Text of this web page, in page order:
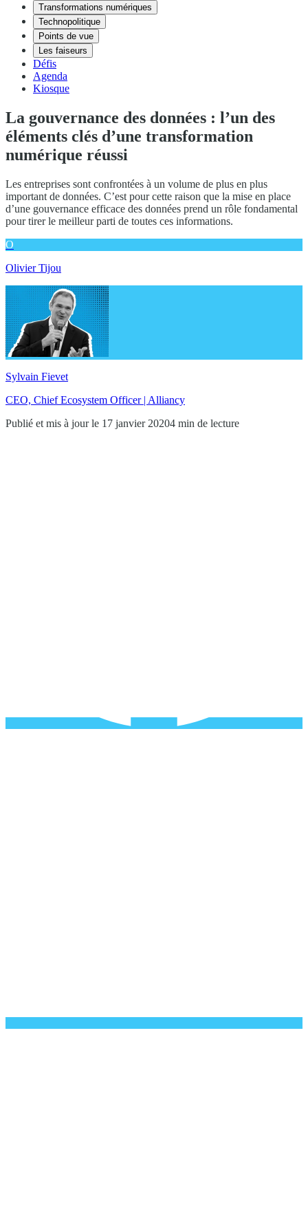
Transformations numériques
Technopolitique
Points de vue
Les faiseurs
Défis
Agenda
Kiosque
La gouvernance des données : l’un des
éléments clés d’une transformation
numérique réussi
Les entreprises sont confrontées à un volume de plus en plus
important de données. C’est pour cette raison que la mise en place
d’une gouvernance efficace des données prend un rôle fondamental
pour tirer le meilleur parti de toutes ces informations.
O
Olivier Tijou
Sylvain Fievet
CEO, Chief Ecosystem Officer | Alliancy
Publié et mis à jour le 17 janvier 20204 min de lecture